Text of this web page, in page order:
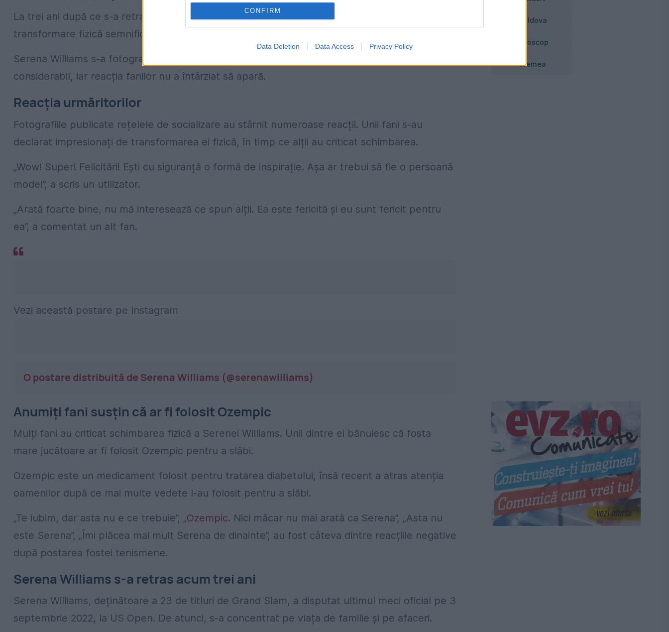
CONFIRM
Data Deletion Data Access Privacy Policy
La trei ani după ce s-a retras din tenis, în 2022,sportiva americanăa trecut printr-o
transformare fizică semnificativă.
Serena Williams s-a fotografiat în sala de sport, afișând un abdomen tonifiat, după ce a slăbit
considerabil, iar reacția fanilor nu a întârziat să apară.
Reacția urmăritorilor
Fotografiile publicate rețelele de socializare au stârnit numeroase reacții. Unii fani s-au
declarat impresionați de transformarea ei fizică, în timp ce alții au criticat schimbarea.
„Wow! Super! Felicitări! Ești cu siguranță o formă de inspirație. Așa ar trebui să fie o persoană
model”, a scris un utilizator.
„Arată foarte bine, nu mă interesează ce spun alții. Ea este fericită și eu sunt fericit pentru
ea”, a comentat un alt fan.
Vezi această postare pe Instagram
O postare distribuită de Serena Williams (@serenawilliams)
Anumiți fani susțin că ar fi folosit Ozempic
Mulți fani au criticat schimbarea fizică a Serenei Williams. Unii dintre ei bănuiesc că fosta
mare jucătoare ar fi folosit Ozempic pentru a slăbi.
Ozempic este un medicament folosit pentru tratarea diabetului, însă recent a atras atenția
oamenilor după ce mai multe vedete l-au folosit pentru a slăbi.
„Te iubim, dar asta nu e ce trebuie”, „Ozempic. Nici măcar nu mai arată ca Serena”, „Asta nu
este Serena”, „Îmi plăcea mai mult Serena de dinainte”, au fost câteva dintre reacțiile negative
după postarea fostei tenismene.
Serena Williams s-a retras acum trei ani
Serena Williams, deținătoare a 23 de titluri de Grand Slam, a disputat ultimul meci oficial pe 3
septembrie 2022, la US Open. De atunci, s-a concentrat pe viața de familie și pe afaceri.
Moldova
Horoscop
Vremea